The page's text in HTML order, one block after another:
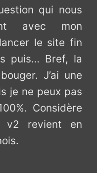
qui nous
avec mon
le site fin
puis… Bref, la
J’ai une
je ne peux pas
Considère
v2 revient en